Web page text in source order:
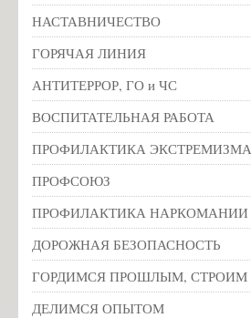
НАСТАВНИЧЕСТВО
ГОРЯЧАЯ ЛИНИЯ
АНТИТЕРРОР, ГО и ЧС
ВОСПИТАТЕЛЬНАЯ РАБОТА
ПРОФИЛАКТИКА ЭКСТРЕМИЗМА
ПРОФСОЮЗ
ПРОФИЛАКТИКА НАРКОМАНИИ
ДОРОЖНАЯ БЕЗОПАСНОСТЬ
ГОРДИМСЯ ПРОШЛЫМ, СТРОИМ
ДЕЛИМСЯ ОПЫТОМ